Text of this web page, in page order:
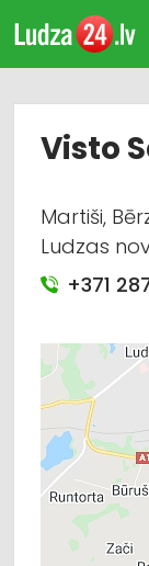
Visto
Martiši,
Ludzas
+371